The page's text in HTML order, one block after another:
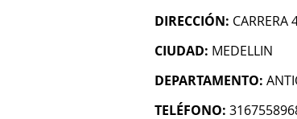
DIRECCIÓN: CARRERA
CIUDAD: MEDELLIN
DEPARTAMENTO:
TELÉFONO: